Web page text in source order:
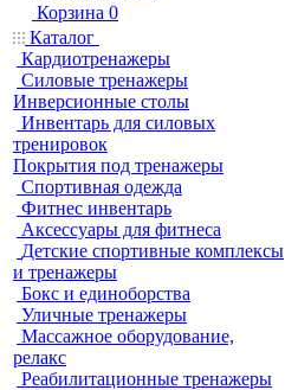
Корзина 0
Каталог
Кардиотренажеры
Силовые тренажеры
Инверсионные столы
Инвентарь для силовых
тренировок
Покрытия под тренажеры
Спортивная одежда
Фитнес инвентарь
Аксессуары для фитнеса
Детские спортивные комплексы
и тренажеры
Бокс и единоборства
Уличные тренажеры
Массажное оборудование,
релакс
Реабилитационные тренажеры